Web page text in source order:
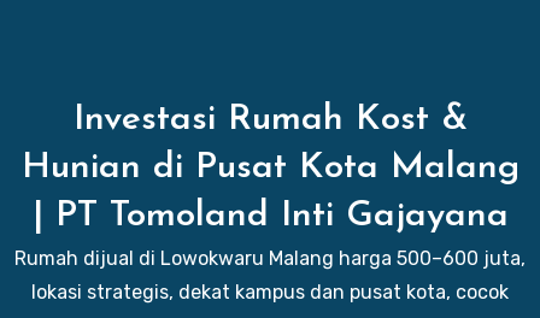
Investasi Rumah Kost &
Hunian di Pusat Kota Malang
| PT Tomoland Inti Gajayana
Rumah dijual di Lowokwaru Malang harga 500–600 juta,
lokasi strategis, dekat kampus dan pusat kota, cocok